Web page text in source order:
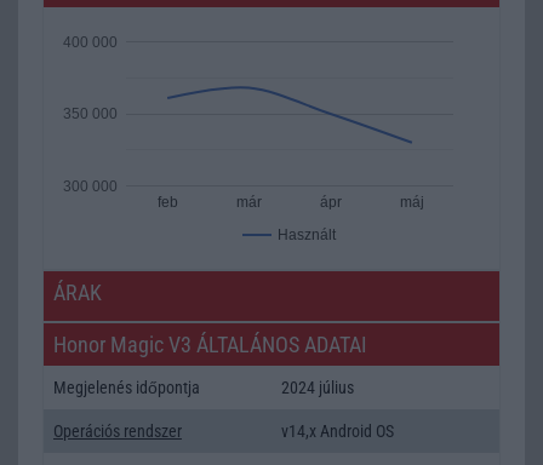
Használt
feb már ápr máj
300 000
350 000
400 000
ÁRAK
Honor Magic V3 ÁLTALÁNOS ADATAI
Megjelenés időpontja 2024 július
Operációs rendszer v14,x Android OS